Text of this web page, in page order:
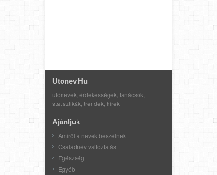
Utonev.hu
utónevek, érdekességek, tanácsok,
statisztikák, trendek, hírek
Ajánljuk
Amiről a nevek beszélnek
Családnév változtatás
Egészség
Egyéb